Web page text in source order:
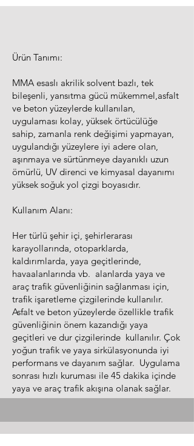
Ürün Tanımı:
MMA esaslı akrilik solvent bazlı, tek
bileşenli, yansıtma gücü mükemmel,asfalt
ve beton yüzeylerde kullanılan,
uygulaması kolay, yüksek örtücülüğe
sahip, zamanla renk değişimi yapmayan,
uygulandığı yüzeylere iyi adere olan,
aşınmaya ve sürtünmeye dayanıklı uzun
ömürlü, UV direnci ve kimyasal dayanımı
yüksek soğuk yol çizgi boyasıdır.
Kullanım Alanı:
Her türlü şehir içi, şehirlerarası
karayollarında, otoparklarda,
kaldırımlarda, yaya geçitlerinde,
havaalanlarında vb. alanlarda yaya ve
araç trafik güvenliğinin sağlanması için,
trafik işaretleme çizgilerinde kullanılır.
Asfalt ve beton yüzeylerde özellikle trafik
güvenliğinin önem kazandığı yaya
geçitleri ve dur çizgilerinde kullanılır. Çok
yoğun trafik ve yaya sirkülasyonunda iyi
performans ve dayanım sağlar. Uygulama
sonrası hızlı kuruması ile 45 dakika içinde
yaya ve araç trafik akışına olanak sağlar.